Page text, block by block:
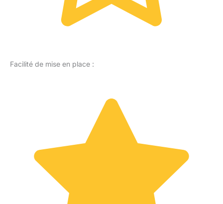
Facilité de mise en place :